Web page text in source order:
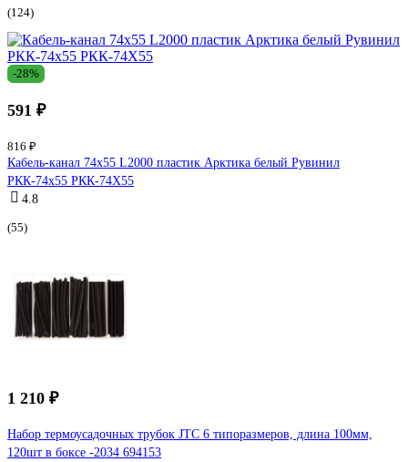
(124)
-28%
591 ₽
816 ₽
Кабель-канал 74x55 L2000 пластик Арктика белый Рувинил
РКК-74x55 РКК-74Х55
4.8
(55)
1 210 ₽
Набор термоусадочных трубок JTC 6 типоразмеров, длина 100мм,
120шт в боксе -2034 694153